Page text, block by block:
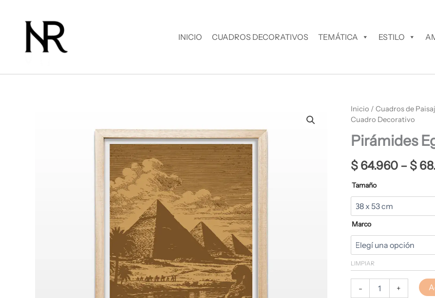
contenido
INICIO
CUADROS DECORATIVOS TEMÁTICA ESTILO
Inicio / Cuadros de
Cuadro Decorativo
Pirámides
$ 64.960 – $
Tamaño
Marco
LIMPIAR
-
Pirámides
Egipto
Decorativo
cantidad
+